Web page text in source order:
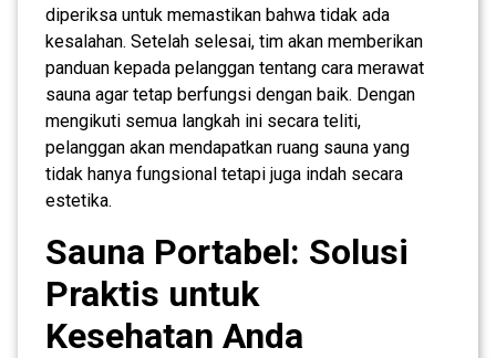
diperiksa untuk memastikan bahwa tidak ada
kesalahan. Setelah selesai, tim akan memberikan
panduan kepada pelanggan tentang cara merawat
sauna agar tetap berfungsi dengan baik. Dengan
mengikuti semua langkah ini secara teliti,
pelanggan akan mendapatkan ruang sauna yang
tidak hanya fungsional tetapi juga indah secara
estetika.
Sauna Portabel: Solusi
Praktis untuk
Kesehatan Anda